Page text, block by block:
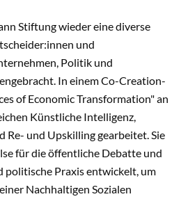
Stiftung wieder eine diverse
und
Politik und
In einem Co-Creation-
of Economic Transformation" an
Künstliche Intelligenz,
Re- und Upskilling gearbeitet. Sie
für die öffentliche Debatte und
politische Praxis entwickelt, um
Nachhaltigen Sozialen